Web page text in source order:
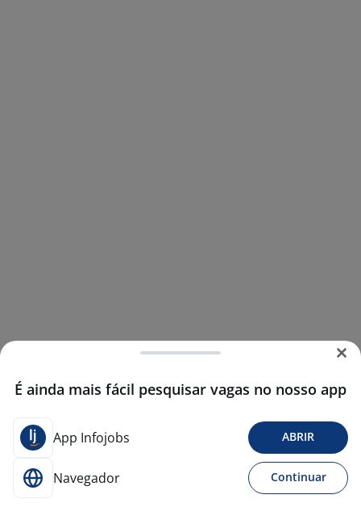
É ainda mais fácil pesquisar vagas no nosso app
App Infojobs ABRIR
Navegador Continuar